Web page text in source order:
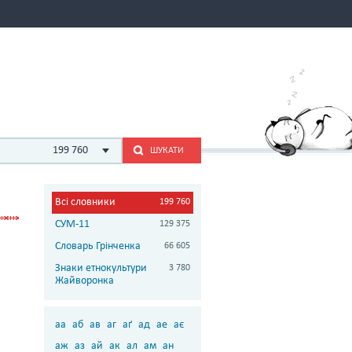
199 760 ШУКАТИ
Всі словники 199 760
СУМ-11 129 375
Словарь Грінченка 66 605
Знаки етнокультури
Жайворонка
3 780
аа аб ав аг аґ ад ае ає
аж аз ай ак ал ам ан